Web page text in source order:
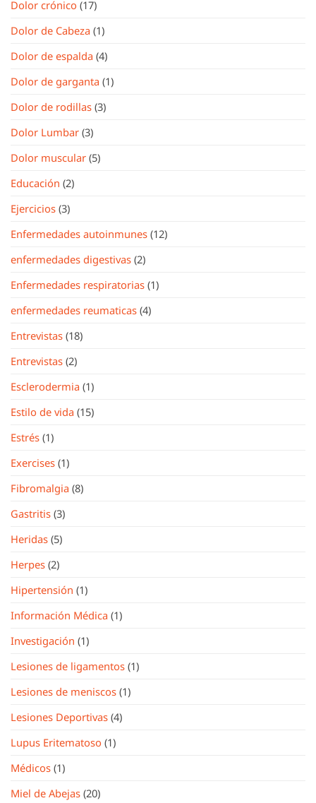
Dolor crónico (17)
Dolor de Cabeza (1)
Dolor de espalda (4)
Dolor de garganta (1)
Dolor de rodillas (3)
Dolor Lumbar (3)
Dolor muscular (5)
Educación (2)
Ejercicios (3)
Enfermedades autoinmunes (12)
enfermedades digestivas (2)
Enfermedades respiratorias (1)
enfermedades reumaticas (4)
Entrevistas (18)
Entrevistas (2)
Esclerodermia (1)
Estilo de vida (15)
Estrés (1)
Exercises (1)
Fibromalgia (8)
Gastritis (3)
Heridas (5)
Herpes (2)
Hipertensión (1)
Información Médica (1)
Investigación (1)
Lesiones de ligamentos (1)
Lesiones de meniscos (1)
Lesiones Deportivas (4)
Lupus Eritematoso (1)
Médicos (1)
Miel de Abejas (20)